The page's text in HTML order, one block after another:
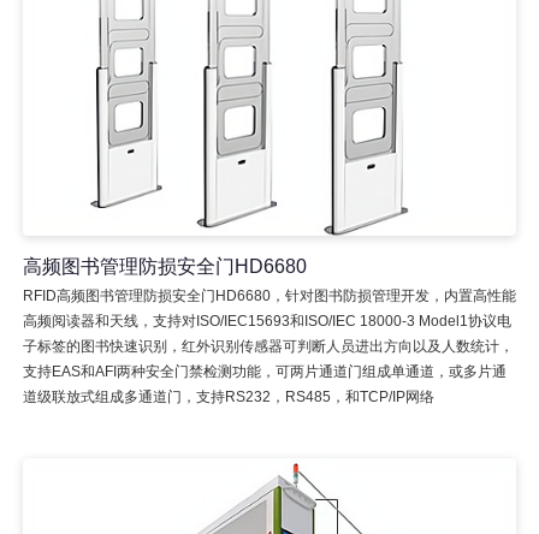
高频图书管理防损安全门HD6680
RFID高频图书管理防损安全门HD6680，针对图书防损管理开发，内置高性能
高频阅读器和天线，支持对ISO/IEC15693和ISO/IEC 18000-3 Model1协议电
子标签的图书快速识别，红外识别传感器可判断人员进出方向以及人数统计，
支持EAS和AFI两种安全门禁检测功能，可两片通道门组成单通道，或多片通
道级联放式组成多通道门，支持RS232，RS485，和TCP/IP网络